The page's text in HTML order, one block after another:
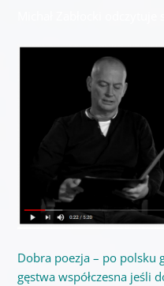
Dobra poezja – po polsku
gęstwa współczesna jeśli